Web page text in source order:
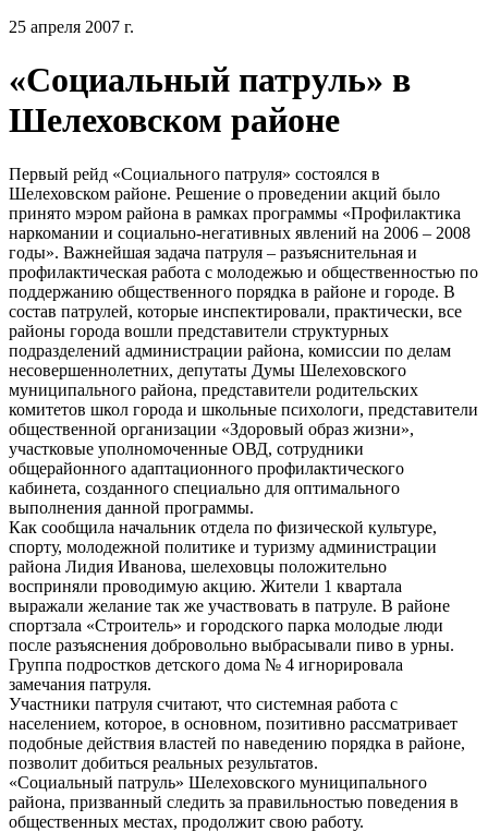
25 апреля 2007 г.
«Социальный патруль» в
Шелеховском районе
Первый рейд «Социального патруля» состоялся в
Шелеховском районе. Решение о проведении акций было
принято мэром района в рамках программы «Профилактика
наркомании и социально-негативных явлений на 2006 – 2008
годы». Важнейшая задача патруля – разъяснительная и
профилактическая работа с молодежью и общественностью по
поддержанию общественного порядка в районе и городе. В
состав патрулей, которые инспектировали, практически, все
районы города вошли представители структурных
подразделений администрации района, комиссии по делам
несовершеннолетних, депутаты Думы Шелеховского
муниципального района, представители родительских
комитетов школ города и школьные психологи, представители
общественной организации «Здоровый образ жизни»,
участковые уполномоченные ОВД, сотрудники
общерайонного адаптационного профилактического
кабинета, созданного специально для оптимального
выполнения данной программы.
Как сообщила начальник отдела по физической культуре,
спорту, молодежной политике и туризму администрации
района Лидия Иванова, шелеховцы положительно
восприняли проводимую акцию. Жители 1 квартала
выражали желание так же участвовать в патруле. В районе
спортзала «Строитель» и городского парка молодые люди
после разъяснения добровольно выбрасывали пиво в урны.
Группа подростков детского дома № 4 игнорировала
замечания патруля.
Участники патруля считают, что системная работа с
населением, которое, в основном, позитивно рассматривает
подобные действия властей по наведению порядка в районе,
позволит добиться реальных результатов.
«Социальный патруль» Шелеховского муниципального
района, призванный следить за правильностью поведения в
общественных местах, продолжит свою работу.